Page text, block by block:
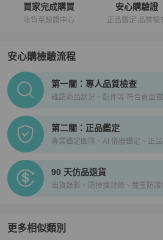
買家完成購買
收貨至驗證中心
安心購驗證
正品鑑定 品質檢
安心購檢驗流程
PopChill拍拍圈正品驗證、安心購檢
第一關：專人品質檢查
確認商品狀況、配件等 符合頁面
第二關：正品鑑定
專業鑑定團隊、AI 儀器鑑定、正
90 天仿品退貨
出貨錄影、防掉換封條、雙重防護
更多相似類別